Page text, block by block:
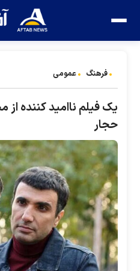
فرهنگ عمومی
یک فیلم ناامید کننده از
حجار